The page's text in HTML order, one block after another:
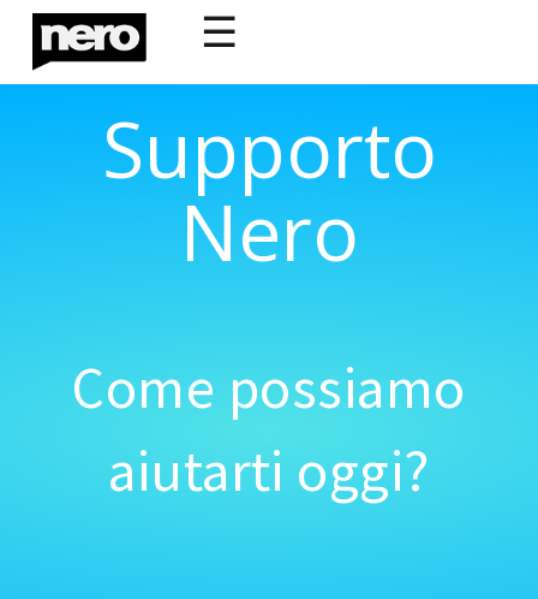
☰
Supporto
Nero
Come possiamo
aiutarti oggi?